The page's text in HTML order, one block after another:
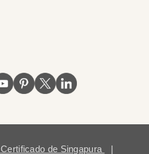
Certificado de Singapura |